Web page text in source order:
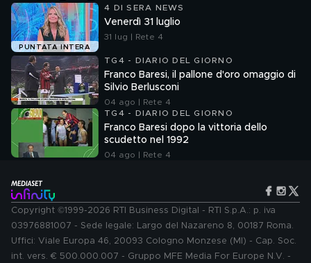
PUNTATA INTERA
4 DI SERA NEWS
Venerdì 31 luglio
31 lug | Rete 4
TG4 - DIARIO DEL GIORNO
Franco Baresi, il pallone d'oro omaggio di
Silvio Berlusconi
04 ago | Rete 4
TG4 - DIARIO DEL GIORNO
Franco Baresi dopo la vittoria dello
scudetto nel 1992
04 ago | Rete 4
Copyright ©1999-2026 RTI Business Digital - RTI S.p.A.: p. iva
03976881007 - Sede legale: Largo del Nazareno 8, 00187 Roma.
Uffici: Viale Europa 46, 20093 Cologno Monzese (MI) - Cap. Soc.
int. vers. € 500.000.007 - Gruppo MFE Media For Europe N.V. -